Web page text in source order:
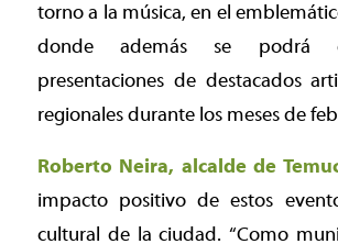
torno a la música, en el
donde además se podrá
presentaciones de destacados
regionales durante los meses de
Roberto Neira, alcalde de
impacto positivo de estos
cultural de la ciudad.“Como